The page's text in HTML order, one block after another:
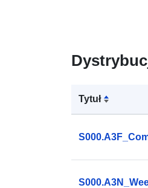
Tytuł